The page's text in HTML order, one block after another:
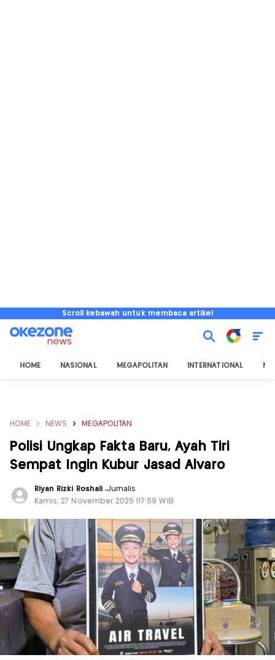
Scroll kebawah untuk membaca artikel
HOME NASIONAL MEGAPOLITAN INTERNATIONAL
HOME NEWS MEGAPOLITAN
Polisi Ungkap Fakta Baru, Ayah Tiri
Sempat Ingin Kubur Jasad Alvaro
Riyan Rizki Roshali ,Jurnalis
Kamis, 27 November 2025 |17:59 WIB